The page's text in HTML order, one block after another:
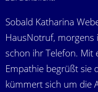
Sobald Katharina
HausNotruf,
schon ihr Telefon. Mit
Empathie begrüßt sie
kümmert sich um die